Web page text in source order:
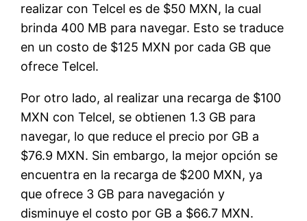
realizar con Telcel es de $50 MXN, la cual
brinda 400 MB para navegar. Esto se traduce
en un costo de $125 MXN por cada GB que
ofrece Telcel.
Por otro lado, al realizar una recarga de $100
MXN con Telcel, se obtienen 1.3 GB para
navegar, lo que reduce el precio por GB a
$76.9 MXN. Sin embargo, la mejor opción se
encuentra en la recarga de $200 MXN, ya
que ofrece 3 GB para navegación y
disminuye el costo por GB a $66.7 MXN.